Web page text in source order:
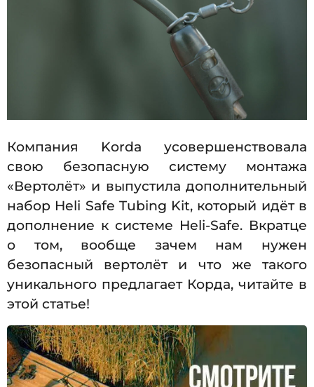
1
Компания Korda усовершенствовала
свою безопасную систему монтажа
«Вертолёт» и выпустила дополнительный
набор Heli Safe Tubing Kit, который идёт в
дополнение к системе Heli-Safe. Вкратце
о том, вообще зачем нам нужен
безопасный вертолёт и что же такого
уникального предлагает Корда, читайте в
этой статье!